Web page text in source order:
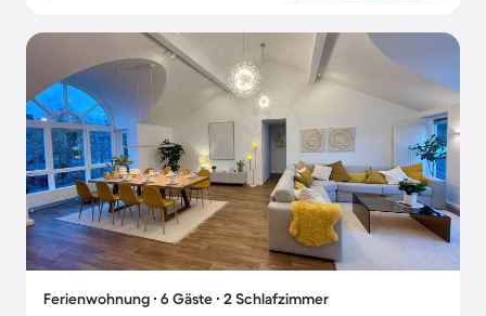
Ferienwohnung ∙ 6 Gäste ∙ 2 Schlafzimmer